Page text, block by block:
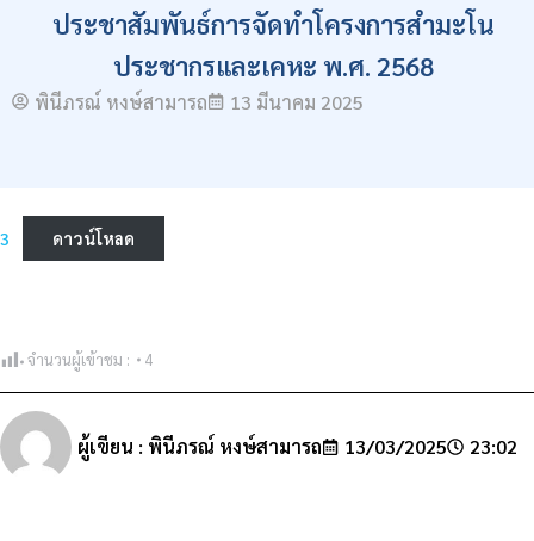
ประชาสัมพันธ์การจัดทำโครงการสำมะโน
ประชากรและเคหะ พ.ศ. 2568
พินีภรณ์ หงษ์สามารถ 13 มีนาคม 2025
3 ดาวน์โหลด
จำนวนผู้เข้าชม : 4
ผู้เขียน : พินีภรณ์ หงษ์สามารถ 13/03/2025 23:02